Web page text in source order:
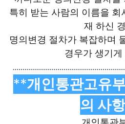
특히 받는 사람의 이름을 회
재 하신
명의변경 절차가 복잡하며
경우가 생기게
**개인통관고유
의 사항